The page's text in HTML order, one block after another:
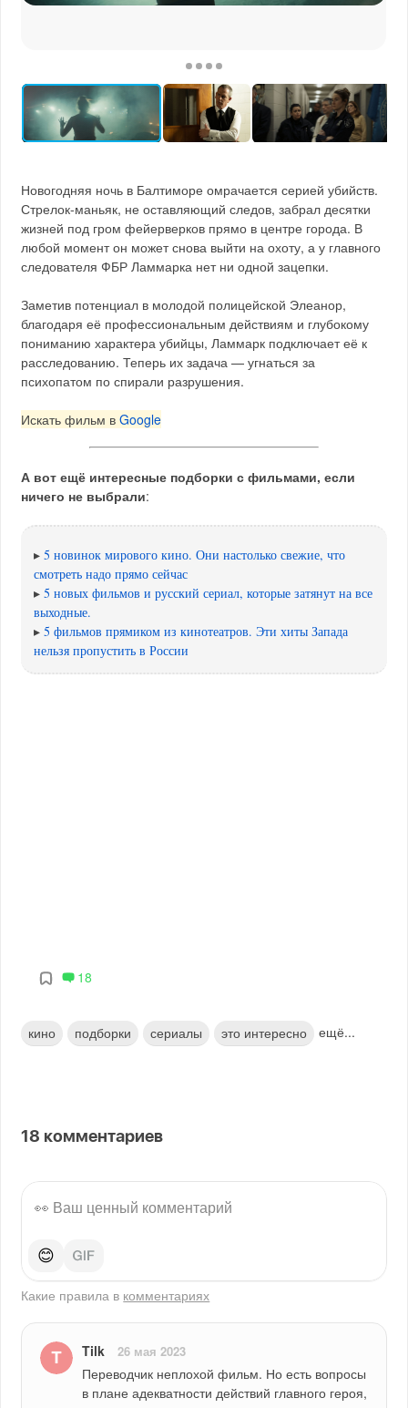
Новогодняя ночь в Балтиморе омрачается серией убийств.
Стрелок-маньяк, не оставляющий следов, забрал десятки
жизней под гром фейерверков прямо в центре города. В
любой момент он может снова выйти на охоту, а у главного
следователя ФБР Ламмарка нет ни одной зацепки.
Заметив потенциал в молодой полицейской Элеанор,
благодаря её профессиональным действиям и глубокому
пониманию характера убийцы, Ламмарк подключает её к
расследованию. Теперь их задача — угнаться за
психопатом по спирали разрушения.
Искать фильм вGoogle
А вот ещё интересные подборки с фильмами, если
ничего не выбрали:
▸5 новинок мирового кино. Они настолько свежие, что
смотреть надо прямо сейчас
▸5 новых фильмов и русский сериал, которые затянут на все
выходные.
▸5 фильмов прямиком из кинотеатров. Эти хиты Запада
нельзя пропустить в России
18
кино подборки сериалы это интересно ещё...
18 комментариев
😊
Какие правила в комментариях
Tilk 26 мая 2023
Переводчик неплохой фильм. Но есть вопросы
в плане адекватности действий главного героя,